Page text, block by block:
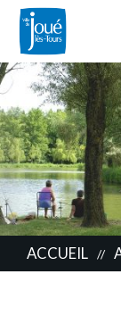
Aller
au
contenu
principal
ACCUEIL //